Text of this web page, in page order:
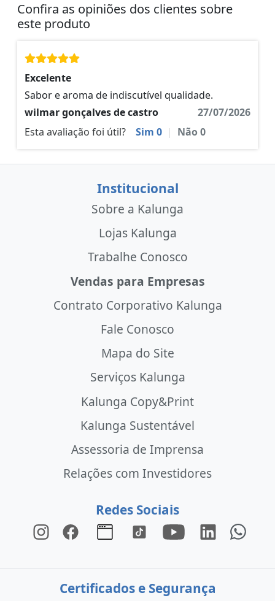
Confira as opiniões dos clientes sobre
este produto
Excelente
Sabor e aroma de indiscutível qualidade.
wilmar gonçalves de castro
27/07/2026
Esta avaliação foi útil?
Sim 0 | Não0
Institucional
Sobre a Kalunga
Lojas Kalunga
Trabalhe Conosco
Vendas para Empresas
Contrato Corporativo Kalunga
Fale Conosco
Mapa do Site
Serviços Kalunga
Kalunga Copy&Print
Kalunga Sustentável
Assessoria de Imprensa
Relações com Investidores
Redes Sociais
Certificados e Segurança